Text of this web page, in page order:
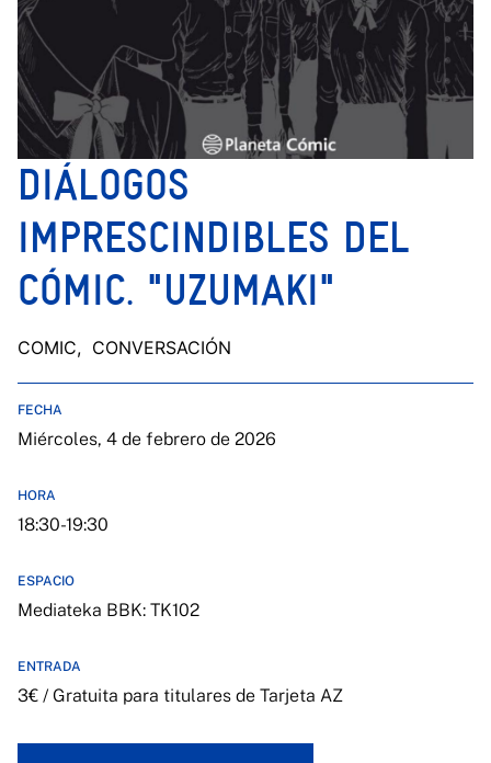
DIÁLOGOS
IMPRESCINDIBLES DEL
CÓMIC. "UZUMAKI"
COMIC, CONVERSACIÓN
FECHA
Miércoles, 4 de febrero de 2026
HORA
18:30-19:30
ESPACIO
Mediateka BBK: TK102
ENTRADA
3€ / Gratuita para titulares de Tarjeta AZ